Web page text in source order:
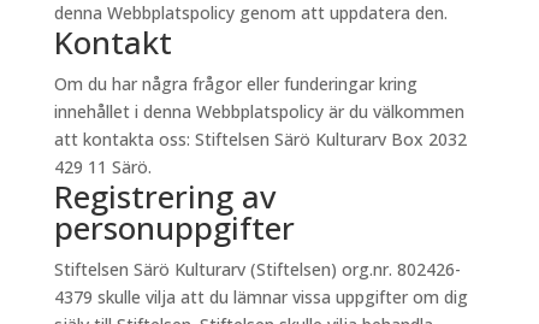
denna Webbplatspolicy genom att uppdatera den.
Kontakt
Om du har några frågor eller funderingar kring
innehållet i denna Webbplatspolicy är du välkommen
att kontakta oss: Stiftelsen Särö Kulturarv Box 2032
429 11 Särö.
Registrering av
personuppgifter
Stiftelsen Särö Kulturarv (Stiftelsen) org.nr. 802426-
4379 skulle vilja att du lämnar vissa uppgifter om dig